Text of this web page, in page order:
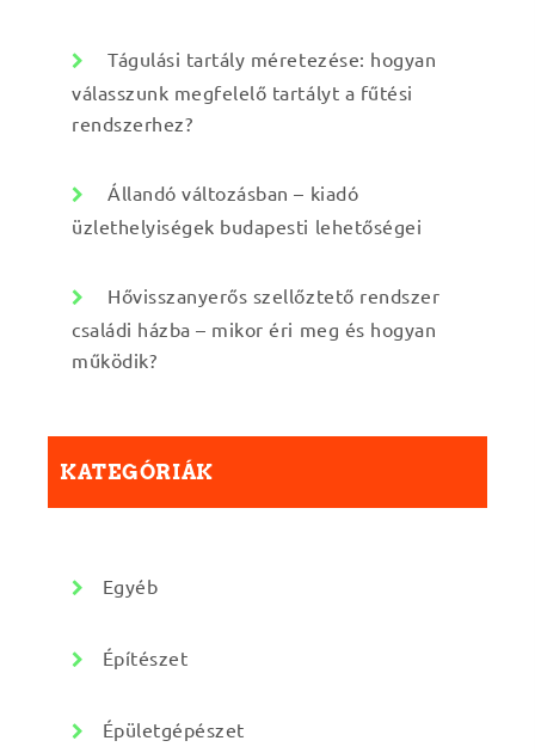
Tágulási tartály méretezése: hogyan
válasszunk megfelelő tartályt a fűtési
rendszerhez?
Állandó változásban – kiadó
üzlethelyiségek budapesti lehetőségei
Hővisszanyerős szellőztető rendszer
családi házba – mikor éri meg és hogyan
működik?
KATEGÓRIÁK
Egyéb
Építészet
Épületgépészet